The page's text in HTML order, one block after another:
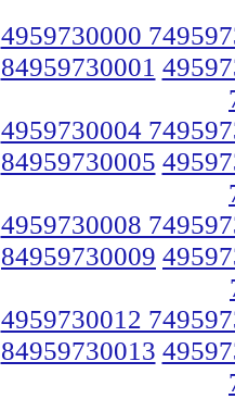
4959730000
84959730001
4959730004
84959730005
4959730008
84959730009
4959730012
84959730013